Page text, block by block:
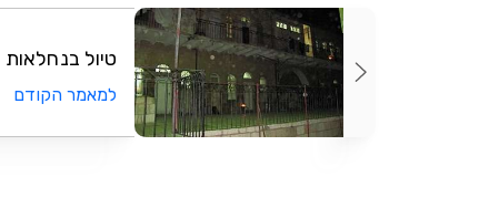
טיול בנחלאות
למאמר הקודם